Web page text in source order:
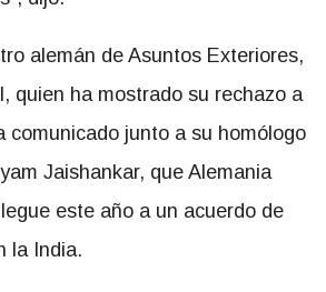
alemán de Asuntos Exteriores,
quien ha mostrado su rechazo a
comunicado junto a su homólogo
Jaishankar, que Alemania
este año a un acuerdo de
la India.